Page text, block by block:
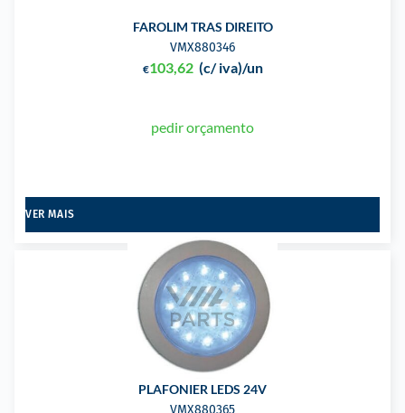
FAROLIM TRAS DIREITO
VMX880346
€103,62 (c/ iva)/un
pedir orçamento
VER MAIS
PLAFONIER LEDS 24V
VMX880365